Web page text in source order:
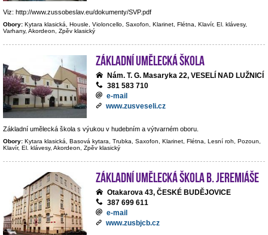
Viz: http://www.zussobeslav.eu/dokumenty/SVP.pdf
Obory: Kytara klasická, Housle, Violoncello, Saxofon, Klarinet, Flétna, Klavír, El. klávesy,
Varhany, Akordeon, Zpěv klasický
Základní umělecká škola
Nám. T. G. Masaryka 22, VESELÍ NAD LUŽNICÍ
381 583 710
e-mail
www.zusveseli.cz
Základní umělecká škola s výukou v hudebním a výtvarném oboru.
Obory: Kytara klasická, Basová kytara, Trubka, Saxofon, Klarinet, Flétna, Lesní roh, Pozoun,
Klavír, El. klávesy, Akordeon, Zpěv klasický
Základní umělecká škola B. Jeremiáše
Otakarova 43, ČESKÉ BUDĚJOVICE
387 699 611
e-mail
www.zusbjcb.cz